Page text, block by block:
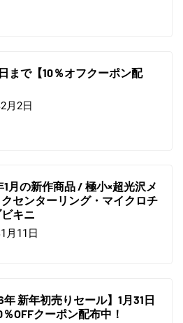
まで【10％オフクーポン配
月2日
1月の新作商品 / 極小×超光沢メ
センターリング・マイクロチ
キニ
月11日
年 新年初売りセール】1月31日
OFFクーポン配布中！